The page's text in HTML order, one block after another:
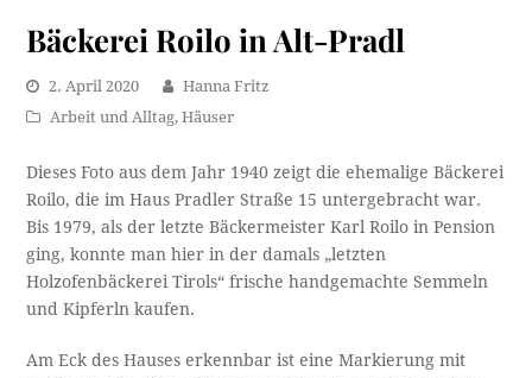
Bäckerei Roilo in Alt-Pradl
2. April 2020
Hanna Fritz
Arbeit und Alltag,Häuser
Dieses Foto aus dem Jahr 1940 zeigt die ehemalige Bäckerei
Roilo, die im Haus Pradler Straße 15 untergebracht war.
Bis 1979, als der letzte Bäckermeister Karl Roilo in Pension
ging, konnte man hier in der damals „letzten
Holzofenbäckerei Tirols“ frische handgemachte Semmeln
und Kipferln kaufen.
Am Eck des Hauses erkennbar ist eine Markierung mit